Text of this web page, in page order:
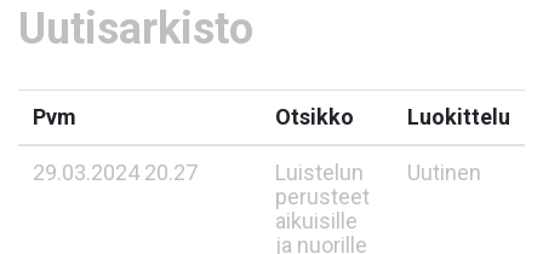
Uutisarkisto
Pvm Otsikko Luokittelu
29.03.2024 20.27
Luistelun
perusteet
aikuisille
ja nuorille
Uutinen